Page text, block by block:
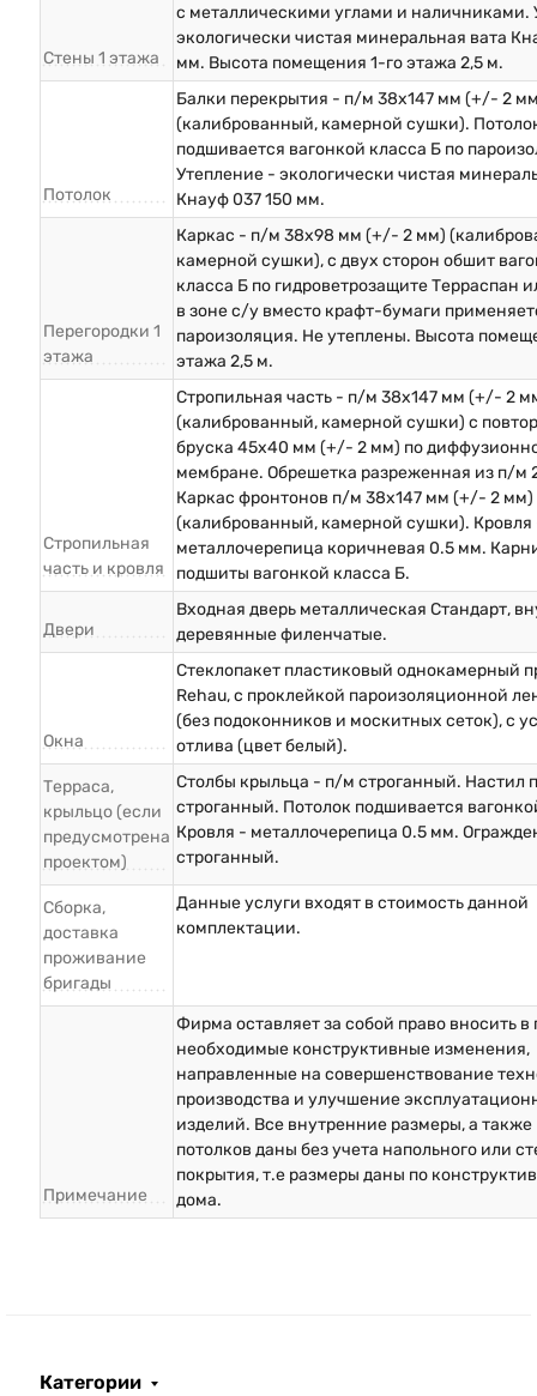
Стены 1 этажа
с металлическими углами и наличниками.
экологически чистая минеральная вата
мм. Высота помещения 1-го этажа 2,5 м.
Потолок
Балки перекрытия - п/м 38х147 мм (+/- 2
(калиброванный, камерной сушки).
подшивается вагонкой класса Б по
Утепление - экологически чистая
Кнауф 037 150 мм.
Перегородки 1
этажа
Каркас - п/м 38х98 мм (+/- 2 мм)
камерной сушки), с двух сторон обшит
класса Б по гидроветрозащите Терраспан
в зоне с/у вместо крафт-бумаги
пароизоляция. Не утеплены. Высота
этажа 2,5 м.
Стропильная
часть и кровля
Стропильная часть - п/м 38х147 мм (+/- 2
(калиброванный, камерной сушки) с
бруска 45х40 мм (+/- 2 мм) по
мембране. Обрешетка разреженная из п/м
Каркас фронтонов п/м 38х147 мм (+/- 2 мм)
(калиброванный, камерной сушки). Кровля
металлочерепица коричневая 0.5 мм.
подшиты вагонкой класса Б.
Двери
Входная дверь металлическая Стандарт,
деревянные филенчатые.
Окна
Стеклопакет пластиковый однокамерный
Rehau, с проклейкой пароизоляционной
(без подоконников и москитных сеток), с
отлива (цвет белый).
Терраса,
крыльцо (если
предусмотрена
проектом)
Столбы крыльца - п/м строганный. Настил
строганный. Потолок подшивается
Кровля - металлочерепица 0.5 мм.
строганный.
Сборка,
доставка
проживание
бригады
Данные услуги входят в стоимость данной
комплектации.
Примечание
Фирма оставляет за собой право вносить в
необходимые конструктивные изменения,
направленные на совершенствование
производства и улучшение
изделий. Все внутренние размеры, а также
потолков даны без учета напольного или
покрытия, т.е размеры даны по
дома.
Категории